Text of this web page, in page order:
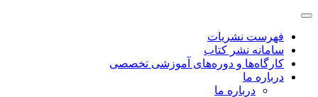
فهرست نشریات
سامانه نشر کتاب
کارگاه‌ها و دوره‌های آموزشی تخصصی
درباره ما
درباره ما